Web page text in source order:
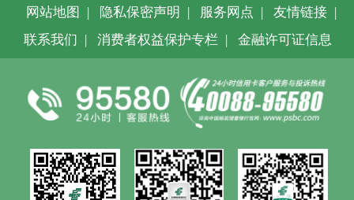
网站地图 | 隐私保密声明 | 服务网点 | 友情链接 |
联系我们 | 消费者权益保护专栏 | 金融许可证信息